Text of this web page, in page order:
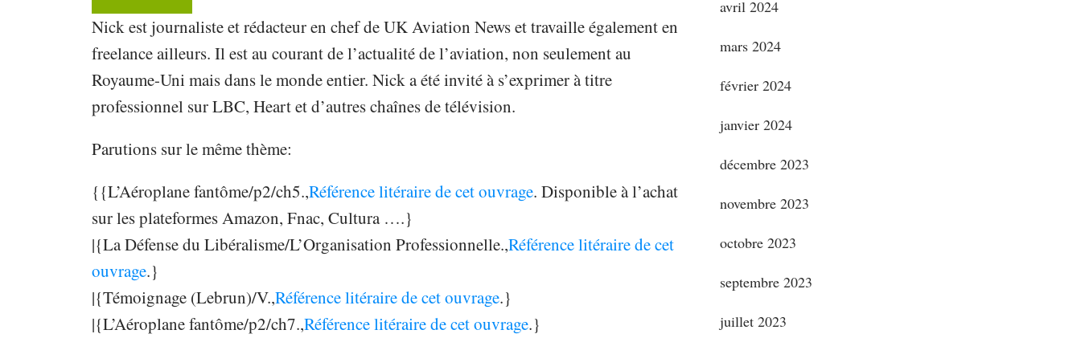
Nick est journaliste et rédacteur en chef de UK Aviation News et travaille également en
freelance ailleurs. Il est au courant de l’actualité de l’aviation, non seulement au
Royaume-Uni mais dans le monde entier. Nick a été invité à s’exprimer à titre
professionnel sur LBC, Heart et d’autres chaînes de télévision.
Parutions sur le même thème:
{{L’Aéroplane fantôme/p2/ch5.,Référence litéraire de cet ouvrage. Disponible à l’achat
sur les plateformes Amazon, Fnac, Cultura ….}
|{La Défense du Libéralisme/L’Organisation Professionnelle.,Référence litéraire de cet
ouvrage.}
|{Témoignage (Lebrun)/V.,Référence litéraire de cet ouvrage.}
|{L’Aéroplane fantôme/p2/ch7.,Référence litéraire de cet ouvrage.}
avril 2024
mars 2024
février 2024
janvier 2024
décembre 2023
novembre 2023
octobre 2023
septembre 2023
juillet 2023